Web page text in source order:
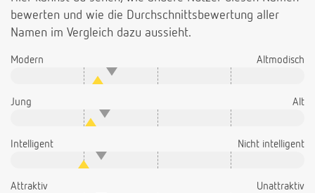
bewerten und wie die Durchschnittsbewertung aller
Namen im Vergleich dazu aussieht.
Modern Altmodisch
Jung Alt
Intelligent Nicht intelligent
Attraktiv Unattraktiv